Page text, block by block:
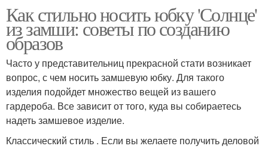
Как стильно носить юбку 'Солнце'
из замши: советы по созданию
образов
Часто у представительниц прекрасной стати возникает
вопрос, с чем носить замшевую юбку. Для такого
изделия подойдет множество вещей из вашего
гардероба. Все зависит от того, куда вы собираетесь
надеть замшевое изделие.
Классический стиль . Если вы желаете получить деловой